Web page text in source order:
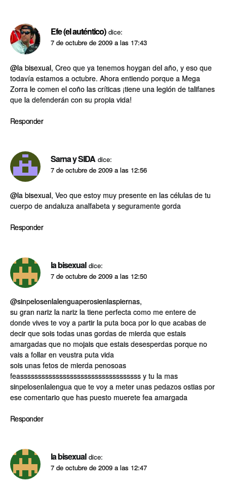
Efe (el auténtico) dice:
7 de octubre de 2009 a las 17:43
@la bisexual, Creo que ya tenemos hoygan del año, y eso que
todaví­a estamos a octubre. Ahora entiendo porque a Mega
Zorra le comen el coño las crí­ticas ¡tiene una legión de talifanes
que la defenderán con su propia vida!
Responder
Sarna y SIDA dice:
7 de octubre de 2009 a las 12:56
@la bisexual, Veo que estoy muy presente en las células de tu
cuerpo de andaluza analfabeta y seguramente gorda
Responder
la bisexual dice:
7 de octubre de 2009 a las 12:50
@sinpelosenlalenguaperosienlaspiernas,
su gran nariz la nariz la tiene perfecta como me entere de
donde vives te voy a partir la puta boca por lo que acabas de
decir que sois todas unas gordas de mierda que estais
amargadas que no mojais que estais desesperdas porque no
vais a follar en veustra puta vida
sois unas fetos de mierda penosoas
feassssssssssssssssssssssssssssssssss y tu la mas
sinpelosenlalengua que te voy a meter unas pedazos ostias por
ese comentario que has puesto muerete fea amargada
Responder
la bisexual dice:
7 de octubre de 2009 a las 12:47